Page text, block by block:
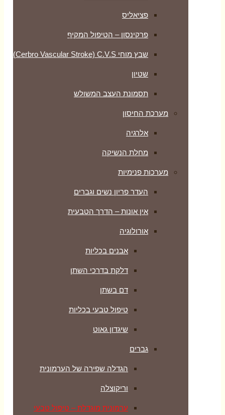
פציאליס
פרקינסון – הטיפול המקיף
שבץ מוחי Cerbro Vascular Stroke) C.V.S)
שטיון
תסמונת העצב המשולש
מערכת החיסון
אלרגיה
מחלת הנשיקה
מערכות פנימיות
העדר פריון נשים וגברים
אין אונות – הדרך הטבעית
אורולוגיה
אבנים בכליות
דלקת בדרכי השתן
דם בשתן
טיפול טבעי בכליות
שיגדון גאוט
גברים
הגדלה שפירה של הערמונית
וריקוצלה
ערמונית מוגדלת – טיפול טבעי